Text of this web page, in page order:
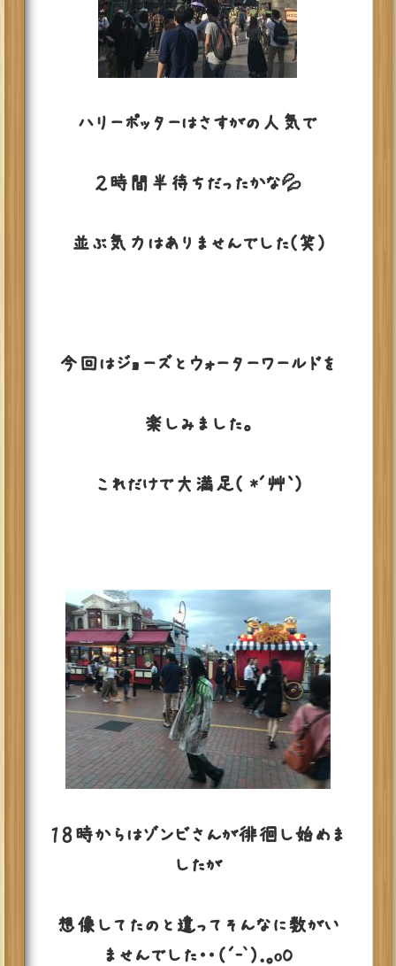
ハリーポッターはさすがの人気で
２時間半待ちだったかな💦
並ぶ気力はありませんでした(笑)
今回はジョーズとウォーターワールドを
楽しみました。
これだけで大満足( *´艸｀)
１８時からはゾンビさんが徘徊し始めま
したが
想像してたのと違ってそんなに数がい
ませんでした・・（´-`）.｡oO